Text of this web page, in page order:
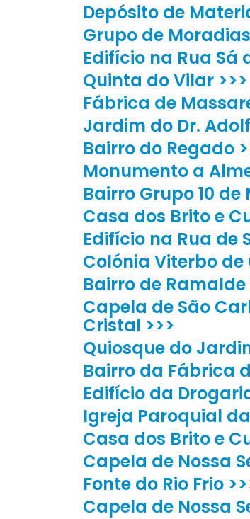
Depósito de
Grupo de
Edifício na Rua Sá
Quinta do Vilar >>>
Fábrica de
Jardim do Dr.
Bairro do Regado
Monumento a
Bairro Grupo 10 de
Casa dos Brito e
Edifício na Rua de
Colónia Viterbo de
Bairro de Ramalde
Capela de São
Cristal >>>
Quiosque do
Bairro da Fábrica
Edifício da
Igreja Paroquial
Casa dos Brito e
Capela de Nossa
Fonte do Rio Frio
Capela de Nossa